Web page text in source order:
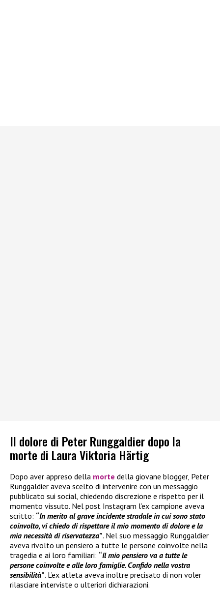
Il dolore di Peter Runggaldier dopo la
morte di Laura Viktoria Härtig
Dopo aver appreso della morte della giovane blogger, Peter
Runggaldier aveva scelto di intervenire con un messaggio
pubblicato sui social, chiedendo discrezione e rispetto per il
momento vissuto. Nel post Instagram l’ex campione aveva
scritto: “In merito al grave incidente stradale in cui sono stato
coinvolto, vi chiedo di rispettare il mio momento di dolore e la
mia necessità di riservatezza”. Nel suo messaggio Runggaldier
aveva rivolto un pensiero a tutte le persone coinvolte nella
tragedia e ai loro familiari: “Il mio pensiero va a tutte le
persone coinvolte e alle loro famiglie. Confido nella vostra
sensibilità”. L’ex atleta aveva inoltre precisato di non voler
rilasciare interviste o ulteriori dichiarazioni.